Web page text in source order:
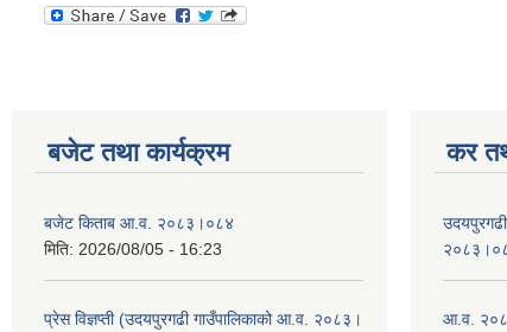
बजेट तथा कार्यक्रम
बजेट किताब आ.व. २०८३।०८४
मिति: 2026/08/05 - 16:23
प्रेस विज्ञप्ती (उदयपुरगढी गाउँपालिकाको आ.व. २०८३।
कर
आ.व.